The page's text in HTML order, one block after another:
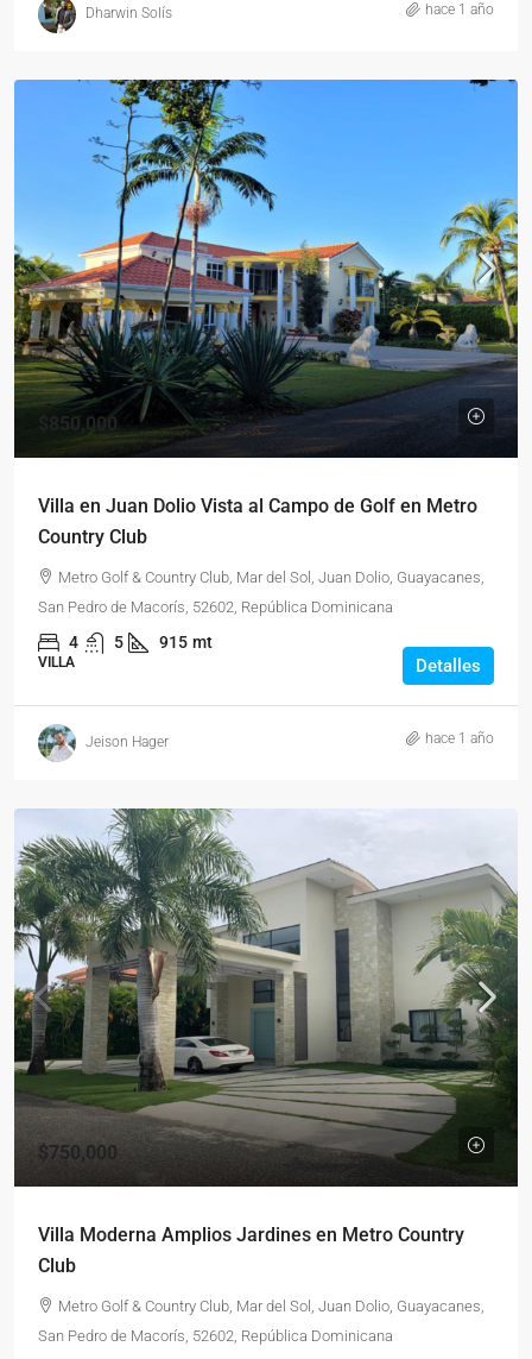
Dharwin Solís hace 1 año
$850,000
Villa en Juan Dolio Vista al Campo de Golf en Metro
Country Club
Metro Golf & Country Club, Mar del Sol, Juan Dolio, Guayacanes,
San Pedro de Macorís, 52602, República Dominicana
4 5 915 mt
VILLA Detalles
Jeison Hager hace 1 año
$750,000
Villa Moderna Amplios Jardines en Metro Country
Club
Metro Golf & Country Club, Mar del Sol, Juan Dolio, Guayacanes,
San Pedro de Macorís, 52602, República Dominicana